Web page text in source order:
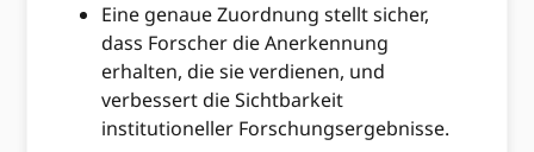
Eine genaue Zuordnung stellt sicher,
dass Forscher die Anerkennung
erhalten, die sie verdienen, und
verbessert die Sichtbarkeit
institutioneller Forschungsergebnisse.